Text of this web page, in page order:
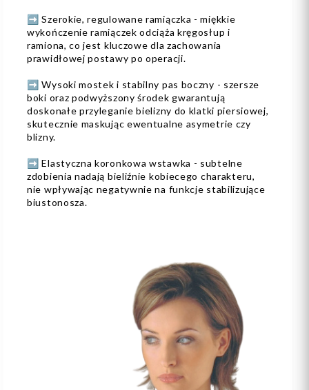
➡️ Szerokie, regulowane ramiączka - miękkie
wykończenie ramiączek odciąża kręgosłup i
ramiona, co jest kluczowe dla zachowania
prawidłowej postawy po operacji.
➡️ Wysoki mostek i stabilny pas boczny - szersze
boki oraz podwyższony środek gwarantują
doskonałe przyleganie bielizny do klatki piersiowej,
skutecznie maskując ewentualne asymetrie czy
blizny.
➡️ Elastyczna koronkowa wstawka - subtelne
zdobienia nadają bieliźnie kobiecego charakteru,
nie wpływając negatywnie na funkcje stabilizujące
biustonosza.